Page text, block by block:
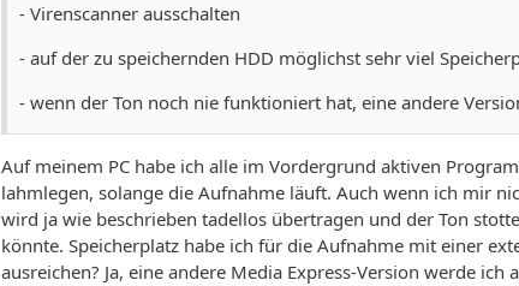
- Virenscanner ausschalten
- auf der zu speichernden HDD möglichst sehr viel
- wenn der Ton noch nie funktioniert hat, eine andere
Auf meinem PC habe ich alle im Vordergrund aktiven
lahmlegen, solange die Aufnahme läuft. Auch wenn ich mir
wird ja wie beschrieben tadellos übertragen und der Ton
könnte. Speicherplatz habe ich für die Aufnahme mit einer
ausreichen? Ja, eine andere Media Express-Version werde ich